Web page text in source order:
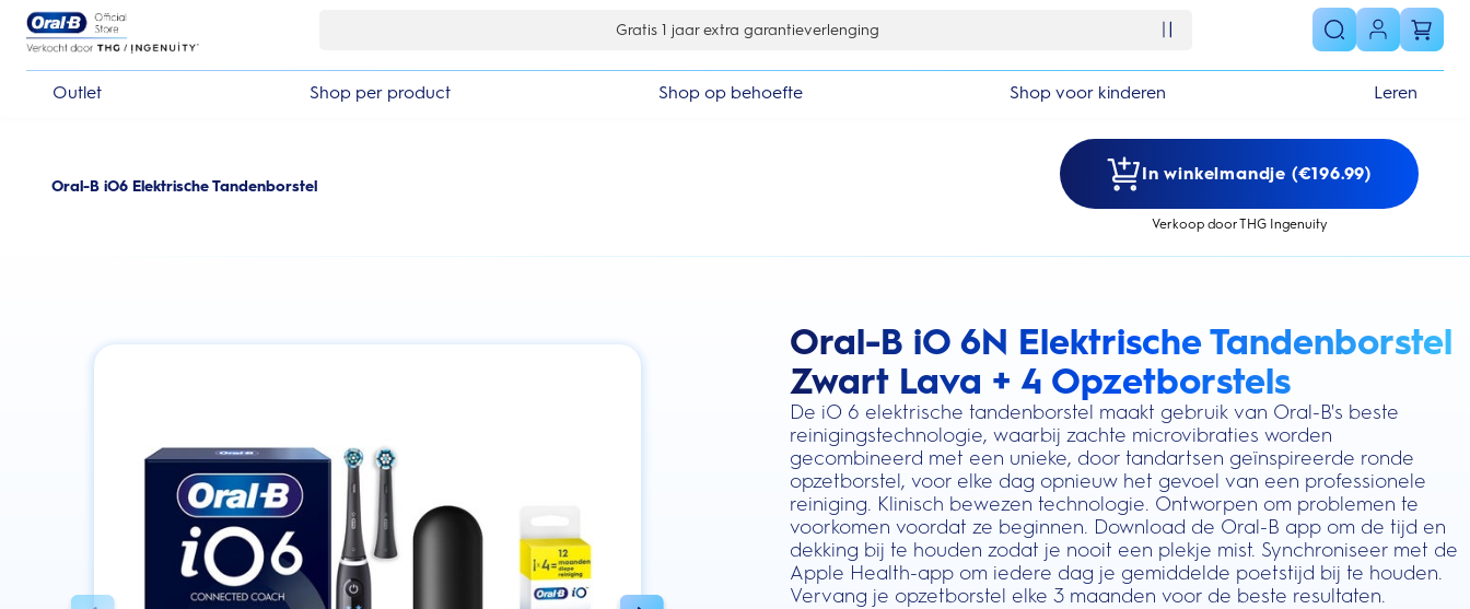
Gratis 1 jaar extra garantieverlenging
Outlet Shop per product Shop op behoefte Shop voor kinderen Leren
Oral-B iO6 Elektrische Tandenborstel
In winkelmandje (€196.99)
Verkoop door THG Ingenuity
Oral-B iO 6N Elektrische Tandenborstel
Zwart Lava + 4 Opzetborstels
De iO 6 elektrische tandenborstel maakt gebruik van Oral-B's beste
reinigingstechnologie, waarbij zachte microvibraties worden
gecombineerd met een unieke, door tandartsen geïnspireerde ronde
opzetborstel, voor elke dag opnieuw het gevoel van een professionele
reiniging. Klinisch bewezen technologie. Ontworpen om problemen te
voorkomen voordat ze beginnen. Download de Oral-B app om de tijd en
dekking bij te houden zodat je nooit een plekje mist. Synchroniseer met de
Apple Health-app om iedere dag je gemiddelde poetstijd bij te houden.
Vervang je opzetborstel elke 3 maanden voor de beste resultaten.
this action will scroll you to the reviews section